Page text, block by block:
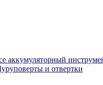
аккумуляторный
и отвертки